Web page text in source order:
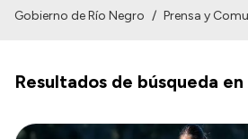
Autoridades
Referentes de prensa
Gobierno de Río Negro / Prensa y
Resultados de búsqueda